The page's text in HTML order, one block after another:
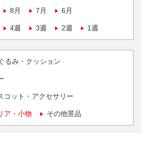
8月 7月 6月
4週 3週 2週 1週
るみ・クッション
コット・アクセサリー
ア・小物 その他景品